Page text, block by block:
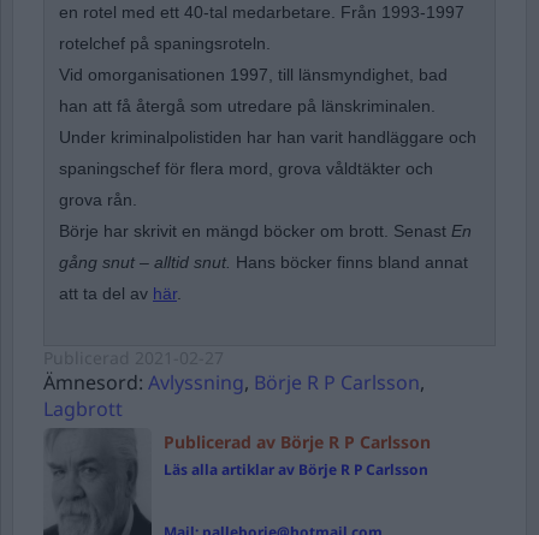
en rotel med ett 40-tal medarbetare. Från 1993-1997
rotelchef på spaningsroteln.
Vid omorganisationen 1997, till länsmyndighet, bad
han att få återgå som utredare på länskriminalen.
Under kriminalpolistiden har han varit handläggare och
spaningschef för flera mord, grova våldtäkter och
grova rån.
Börje har skrivit en mängd böcker om brott. Senast En
gång snut – alltid snut. Hans böcker finns bland annat
att ta del av här.
Ämnesord: Avlyssning, Börje R P Carlsson,
Lagbrott
Publicerad av Börje R P Carlsson
Läs alla artiklar av Börje R P Carlsson